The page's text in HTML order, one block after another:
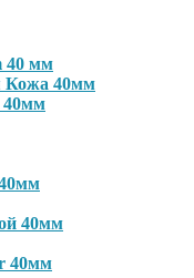
40 мм
Кожа 40мм
40мм
40мм
40мм